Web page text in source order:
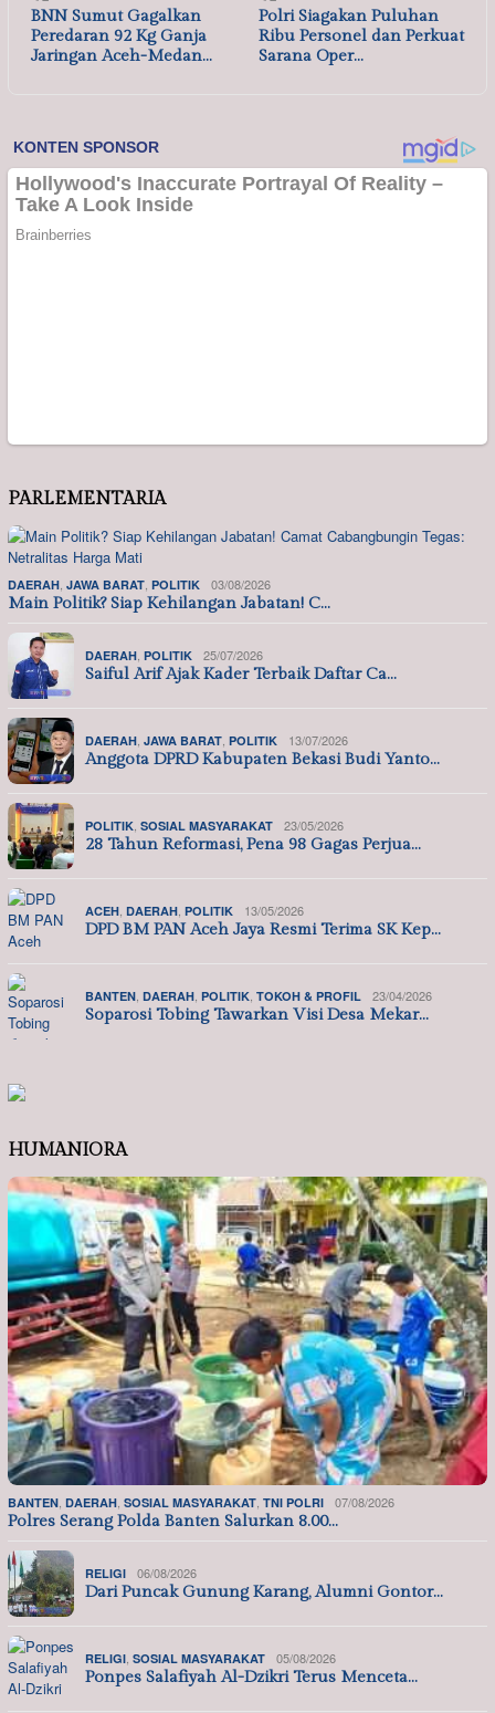
BNN Sumut Gagalkan
Peredaran 92 Kg Ganja
Jaringan Aceh-Medan…
Polri Siagakan Puluhan
Ribu Personel dan Perkuat
Sarana Oper…
PARLEMENTARIA
DAERAH JAWA BARAT POLITIK 03/08/2026
Main Politik? Siap Kehilangan Jabatan! C…
DAERAH POLITIK 25/07/2026
Saiful Arif Ajak Kader Terbaik Daftar Ca…
DAERAH JAWA BARAT POLITIK 13/07/2026
Anggota DPRD Kabupaten Bekasi Budi Yanto…
POLITIK SOSIAL MASYARAKAT 23/05/2026
28 Tahun Reformasi, Pena 98 Gagas Perjua…
ACEH DAERAH POLITIK 13/05/2026
DPD BM PAN Aceh Jaya Resmi Terima SK Kep…
BANTEN DAERAH POLITIK TOKOH & PROFIL 23/04/2026
Soparosi Tobing Tawarkan Visi Desa Mekar…
HUMANIORA
BANTEN, DAERAH, SOSIAL MASYARAKAT, TNI POLRI 07/08/2026
Polres Serang Polda Banten Salurkan 8.00…
RELIGI 06/08/2026
Dari Puncak Gunung Karang, Alumni Gontor…
RELIGI, SOSIAL MASYARAKAT 05/08/2026
Ponpes Salafiyah Al-Dzikri Terus Menceta…